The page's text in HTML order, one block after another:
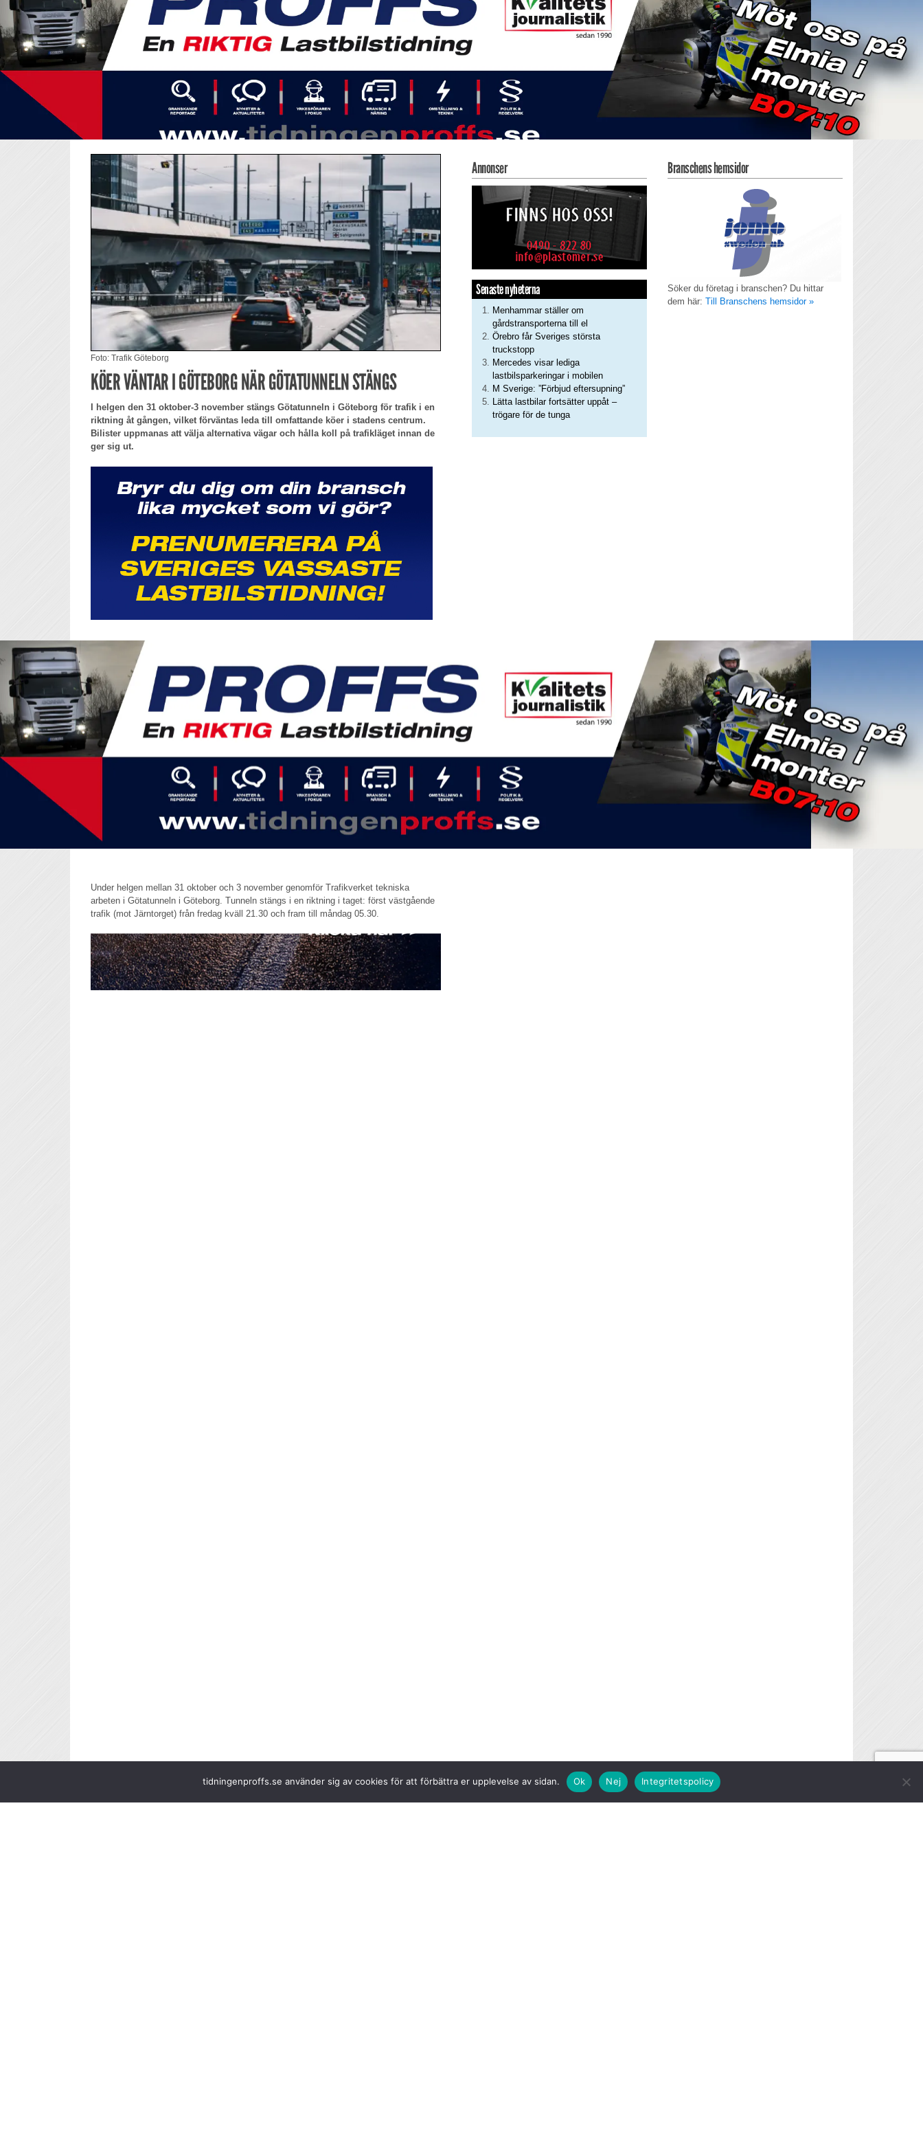
Foto: Trafik Göteborg
KÖER VÄNTAR I GÖTEBORG NÄR GÖTATUNNELN STÄNGS
I helgen den 31 oktober-3 november stängs Götatunneln i Göteborg för trafik i en
riktning åt gången, vilket förväntas leda till omfattande köer i stadens centrum.
Bilister uppmanas att välja alternativa vägar och hålla koll på trafikläget innan de
ger sig ut.
Under helgen mellan 31 oktober och 3 november genomför Trafikverket tekniska
arbeten i Götatunneln i Göteborg. Tunneln stängs i en riktning i taget: först västgående
trafik (mot Järntorget) från fredag kväll 21.30 och fram till måndag 05.30.
Annonser
Senaste nyheterna
Menhammar ställer om
gårdstransporterna till el
Örebro får Sveriges största
truckstopp
Mercedes visar lediga
lastbilsparkeringar i mobilen
M Sverige: ”Förbjud eftersupning”
Lätta lastbilar fortsätter uppåt –
trögare för de tunga
Branschens hemsidor
Söker du företag i branschen? Du hittar
dem här: Till Branschens hemsidor »
tidningenproffs.se använder sig av cookies för att förbättra er upplevelse av sidan. Ok Nej Integritetspolicy